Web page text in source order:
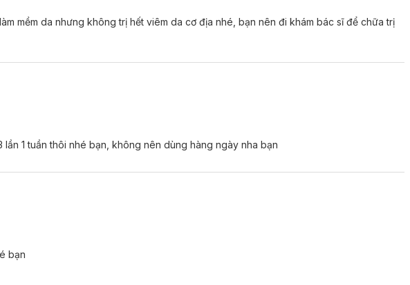
mềm da nhưng không trị hết viêm da cơ địa nhé, bạn nên đi khám bác sĩ để chữa trị
1 tuần thôi nhé bạn, không nên dùng hàng ngày nha bạn
bạn